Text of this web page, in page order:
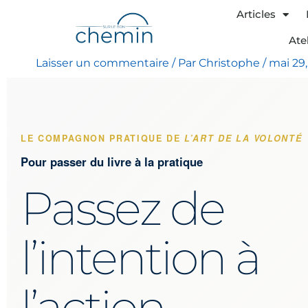
Articles
Laisser un commentaire / Par Christophe / mai
LE COMPAGNON PRATIQUE DEL’ART DE LA VOLONTÉ
Pour passer du livre à la pratique
Passez de
l’intention à